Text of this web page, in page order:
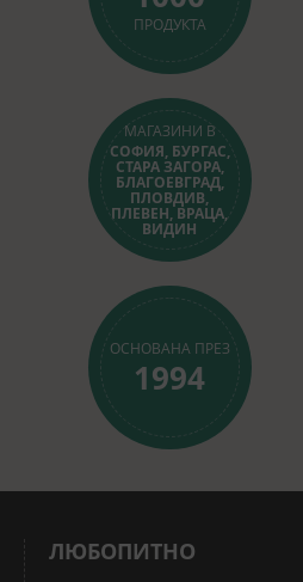
ПРОДУКТА
МАГАЗИНИ В
СОФИЯ, БУРГАС,
СТАРА ЗАГОРА,
БЛАГОЕВГРАД,
ПЛОВДИВ,
ПЛЕВЕН, ВРАЦА,
ВИДИН
ОСНОВАНА ПРЕЗ
1994
ЛЮБОПИТНО